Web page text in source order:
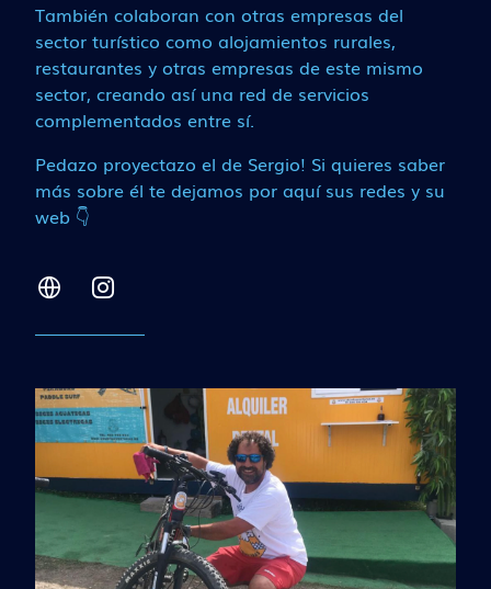
También colaboran con otras empresas del
sector turístico como alojamientos rurales,
restaurantes y otras empresas de este mismo
sector, creando así una red de servicios
complementados entre sí.
Pedazo proyectazo el de Sergio! Si quieres saber
más sobre él te dejamos por aquí sus redes y su
web 👇